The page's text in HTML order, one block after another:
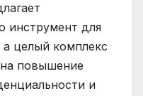
инструмент для
а целый комплекс
повышение
и